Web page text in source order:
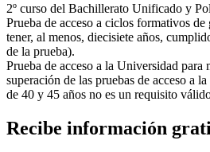
2º curso del Bachillerato Unificado y
Prueba de acceso a ciclos formativos
tener, al menos, diecisiete años,
de la prueba).
Prueba de acceso a la Universidad para
superación de las pruebas de acceso a
de 40 y 45 años no es un requisito
Recibe información